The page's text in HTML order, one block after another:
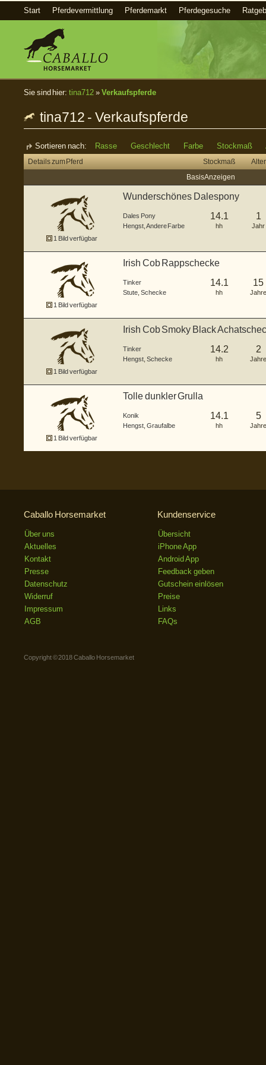
Start Pferdevermittlung Pferdemarkt Pferdegesuche
Sie sind hier:tina712 » Verkaufspferde
tina712 - Verkaufspferde
Sortieren nach: Rasse Geschlecht Farbe Stockmaß
Details zum Pferd Stockmaß
Alter
Basis Anzeigen
1 Bild verfügbar
Wunderschönes Dalespony
Dales Pony
Hengst Andere Farbe
14.1
hh
1
Jahr
1 Bild verfügbar
Irish Cob Rappschecke
Tinker
Stute Schecke
14.1
hh
15
Jahre
1 Bild verfügbar
Irish Cob Smoky Black
Tinker
Hengst Schecke
14.2
hh
2
Jahre
1 Bild verfügbar
Tolle dunkler Grulla
Konik
Hengst Graufalbe
14.1
hh
5
Jahre
Caballo Horsemarket
Über uns
Aktuelles
Kontakt
Presse
Datenschutz
Widerruf
Impressum
AGB
Kundenservice
Übersicht
iPhone App
Android App
Feedback geben
Gutschein einlösen
Preise
Links
FAQs
Copyright © 2018 Caballo Horsemarket